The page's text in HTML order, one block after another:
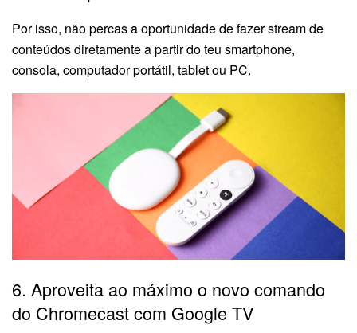
Por isso, não percas a oportunidade de fazer stream de
conteúdos diretamente a partir do teu smartphone,
consola, computador portátil, tablet ou PC.
6. Aproveita ao máximo o novo comando
do Chromecast com Google TV